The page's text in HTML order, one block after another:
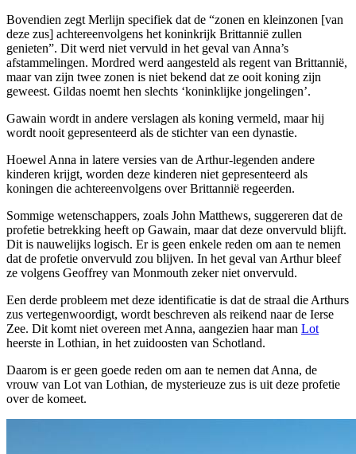
Bovendien zegt Merlijn specifiek dat de “zonen en kleinzonen [van
deze zus] achtereenvolgens het koninkrijk Brittannië zullen
genieten”. Dit werd niet vervuld in het geval van Anna’s
afstammelingen. Mordred werd aangesteld als regent van Brittannië,
maar van zijn twee zonen is niet bekend dat ze ooit koning zijn
geweest. Gildas noemt hen slechts ‘koninklijke jongelingen’.
Gawain wordt in andere verslagen als koning vermeld, maar hij
wordt nooit gepresenteerd als de stichter van een dynastie.
Hoewel Anna in latere versies van de Arthur-legenden andere
kinderen krijgt, worden deze kinderen niet gepresenteerd als
koningen die achtereenvolgens over Brittannië regeerden.
Sommige wetenschappers, zoals John Matthews, suggereren dat de
profetie betrekking heeft op Gawain, maar dat deze onvervuld blijft.
Dit is nauwelijks logisch. Er is geen enkele reden om aan te nemen
dat de profetie onvervuld zou blijven. In het geval van Arthur bleef
ze volgens Geoffrey van Monmouth zeker niet onvervuld.
Een derde probleem met deze identificatie is dat de straal die Arthurs
zus vertegenwoordigt, wordt beschreven als reikend naar de Ierse
Zee. Dit komt niet overeen met Anna, aangezien haar man Lot
heerste in Lothian, in het zuidoosten van Schotland.
Daarom is er geen goede reden om aan te nemen dat Anna, de
vrouw van Lot van Lothian, de mysterieuze zus is uit deze profetie
over de komeet.